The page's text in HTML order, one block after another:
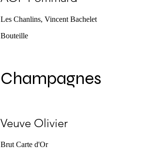
Les Chanlins, Vincent Bachelet
Bouteille
Champagnes
Veuve Olivier
Brut Carte d'Or